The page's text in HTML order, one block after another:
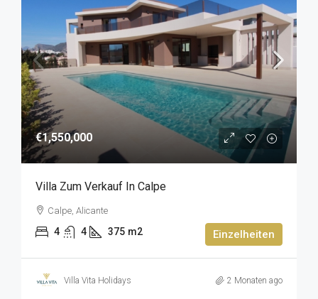
€1,550,000
Villa Zum Verkauf In Calpe
Calpe, Alicante
4 4 375 m2 Einzelheiten
Villa Vita Holidays 2 Monaten ago